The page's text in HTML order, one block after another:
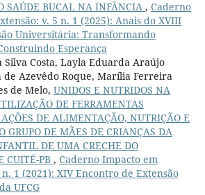
SAÚDE BUCAL NA INFÂNCIA , Caderno
v. 5 n. 1 (2025): Anais do XVIII
Universitária: Transformando
Esperança
Silva Costa, Layla Eduarda Araújo
de Azevêdo Roque, Marília Ferreira
de Melo, UNIDOS E NUTRIDOS NA
DE FERRAMENTAS
DE ALIMENTAÇÃO, NUTRIÇÃO E
GRUPO DE MÃES DE CRIANÇAS DA
DE UMA CRECHE DO
CUITÉ-PB , Caderno Impacto em
1 (2021): XIV Encontro de Extensão
UFCG